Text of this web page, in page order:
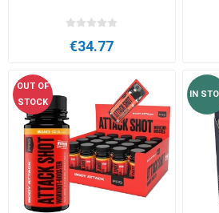
€34.77
OUT OF
STOCK
IN